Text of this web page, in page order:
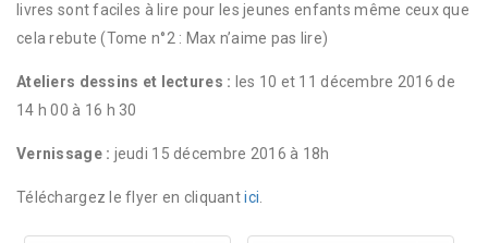
livres sont faciles à lire pour les jeunes enfants même ceux que
cela rebute (Tome n°2 : Max n’aime pas lire)
Ateliers dessins et lectures : les 10 et 11 décembre 2016 de
14 h 00 à 16 h 30
Vernissage : jeudi 15 décembre 2016 à 18h
Téléchargez le flyer en cliquantici